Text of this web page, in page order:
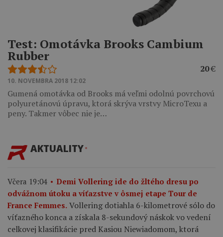
Test: Omotávka Brooks Cambium
Rubber
20€
10. NOVEMBRA 2018 12:02
Gumená omotávka od Brooks má veľmi odolnú povrchovú
polyuretánovú úpravu, ktorá skrýva vrstvy MicroTexu a
peny. Takmer vôbec nie je…
AKTUALITY
Včera 19:04
Demi Vollering ide do žltého dresu po
odvážnom útoku a víťazstve v ôsmej etape Tour de
France Femmes. Vollering dotiahla 6-kilometrové sólo do
víťazného konca a získala 8-sekundový náskok vo vedení
celkovej klasifikácie pred Kasiou Niewiadomom, ktorá